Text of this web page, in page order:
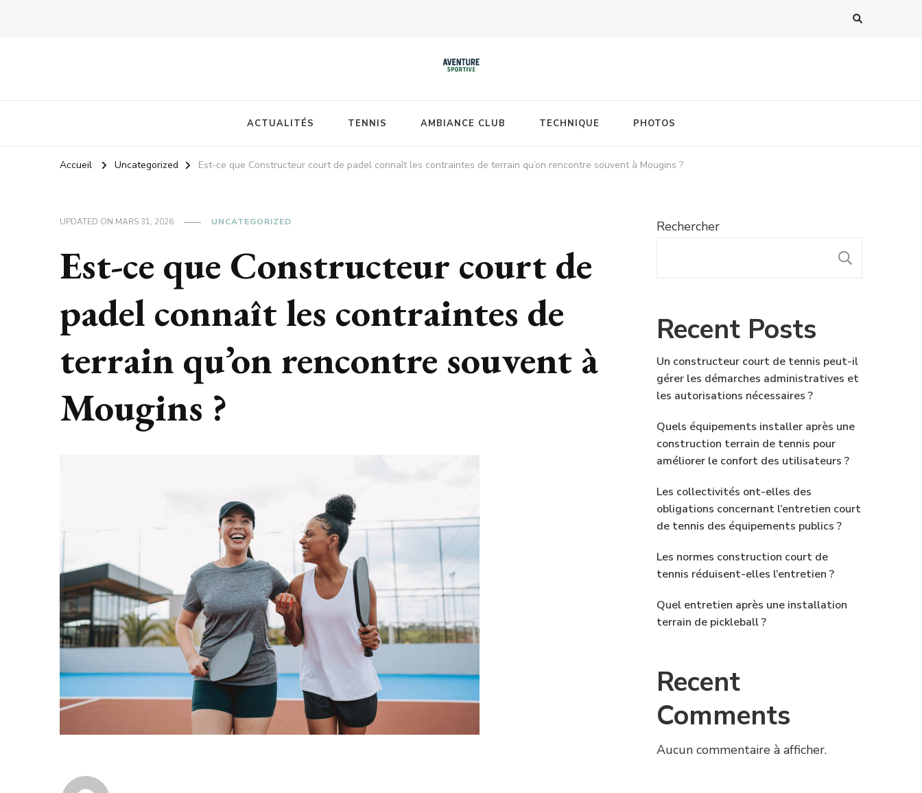
ACTUALITÉS TENNIS AMBIANCE CLUB TECHNIQUE PHOTOS
Accueil Uncategorized Est-ce que Constructeur court de padel connaît les contraintes de terrain qu’on rencontre souvent à Mougins ?
UPDATED ON MARS 31, 2026 UNCATEGORIZED
Est-ce que Constructeur court de
padel connaît les contraintes de
terrain qu’on rencontre souvent à
Mougins ?
Rechercher
Recent Posts
Un constructeur court de tennis peut-il
gérer les démarches administratives et
les autorisations nécessaires ?
Quels équipements installer après une
construction terrain de tennis pour
améliorer le confort des utilisateurs ?
Les collectivités ont-elles des
obligations concernant l’entretien court
de tennis des équipements publics ?
Les normes construction court de
tennis réduisent-elles l’entretien ?
Quel entretien après une installation
terrain de pickleball ?
Recent
Comments
Aucun commentaire à afficher.